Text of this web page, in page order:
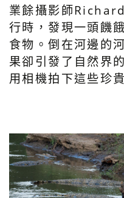
業餘攝影師
行時，發現一頭饑
食物。倒在河邊的
果卻引發了自然界
用相機拍下這些珍